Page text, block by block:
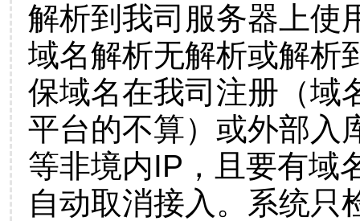
解析到我司服务器上使
域名解析无解析或解析
保域名在我司注册（域
平台的不算）或外部入
等非境内IP，且要有域
自动取消接入。系统只